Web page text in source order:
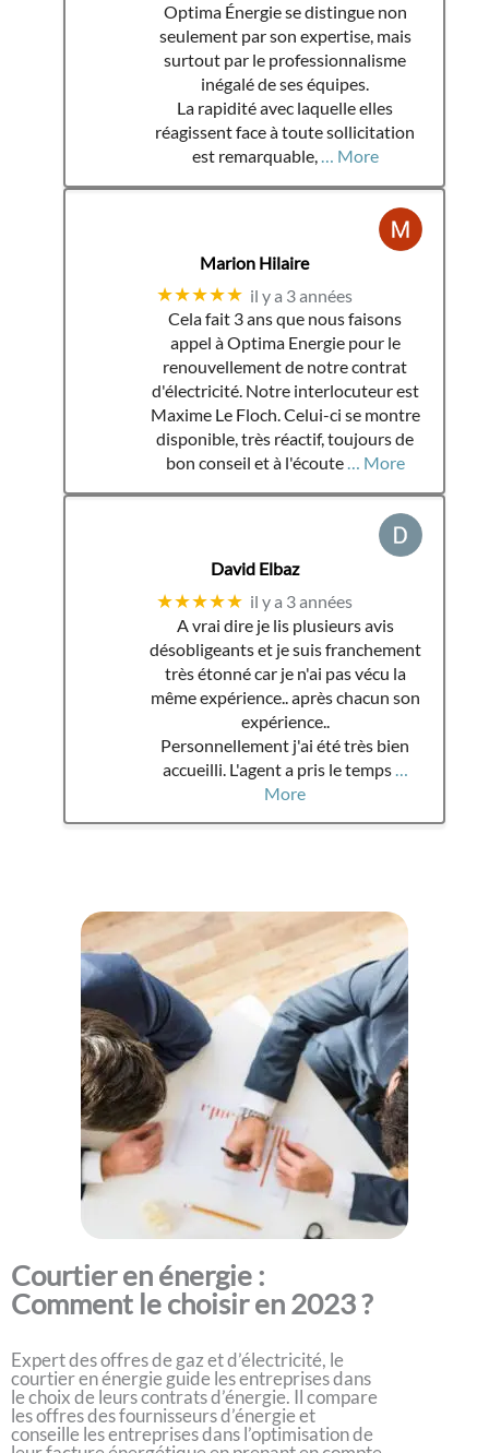
Optima Énergie se distingue non
seulement par son expertise, mais
surtout par le professionnalisme
inégalé de ses équipes.
La rapidité avec laquelle elles
réagissent face à toute sollicitation
est remarquable, … More
Marion Hilaire
★★★★★ il y a 3 années
Cela fait 3 ans que nous faisons
appel à Optima Energie pour le
renouvellement de notre contrat
d'électricité. Notre interlocuteur est
Maxime Le Floch. Celui-ci se montre
disponible, très réactif, toujours de
bon conseil et à l'écoute … More
David Elbaz
★★★★★ il y a 3 années
A vrai dire je lis plusieurs avis
désobligeants et je suis franchement
très étonné car je n'ai pas vécu la
même expérience.. après chacun son
expérience..
Personnellement j'ai été très bien
accueilli. L'agent a pris le temps
More
Courtier en énergie :
Comment le choisir en 2023 ?
Expert des offres de gaz et d’électricité, le
courtier en énergie guide les entreprises dans
le choix de leurs contrats d’énergie. Il compare
les offres des fournisseurs d’énergie et
conseille les entreprises dans l’optimisation de